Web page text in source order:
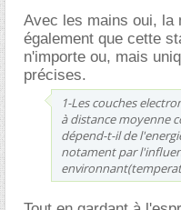
Avec les mains oui, la
également que cette
n'importe ou, mais
précises.
1-Les couches
à distance moyenne
dépend-t-il de
notament par